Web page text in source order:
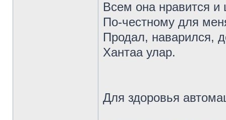
Всем она нравится и
По-честному для
Продал, наварился,
Хантаа улар.
Для здоровья